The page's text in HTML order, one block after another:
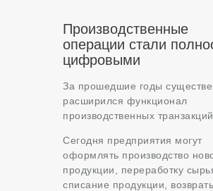
Производственные
операции стали
цифровыми
За прошедшие годы
расширился функционал
производственных транзакций.
Сегодня предприятия могут
оформлять производство
продукции, переработку
списание продукции,